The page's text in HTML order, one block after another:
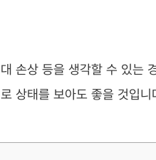
손상 등을 생각할 수 있는
상태를 보아도 좋을 것입니